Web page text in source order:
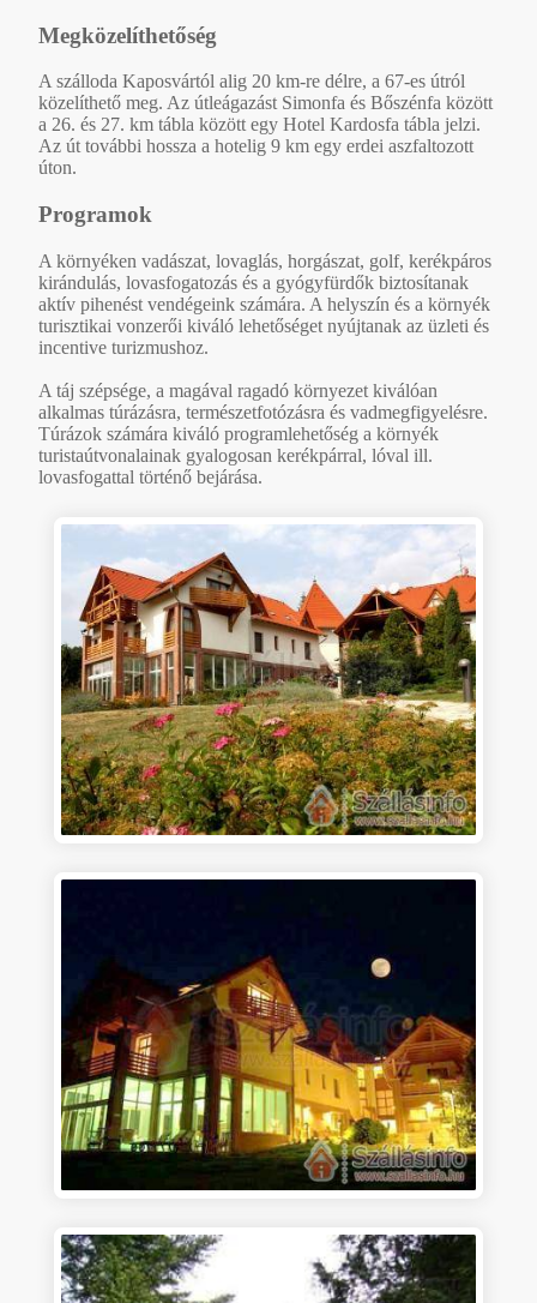
Megközelíthetőség
A szálloda Kaposvártól alig 20 km-re délre, a 67-es útról
közelíthető meg. Az útleágazást Simonfa és Bőszénfa között
a 26. és 27. km tábla között egy Hotel Kardosfa tábla jelzi.
Az út további hossza a hotelig 9 km egy erdei aszfaltozott
úton.
Programok
A környéken vadászat, lovaglás, horgászat, golf, kerékpáros
kirándulás, lovasfogatozás és a gyógyfürdők biztosítanak
aktív pihenést vendégeink számára. A helyszín és a környék
turisztikai vonzerői kiváló lehetőséget nyújtanak az üzleti és
incentive turizmushoz.
A táj szépsége, a magával ragadó környezet kiválóan
alkalmas túrázásra, természetfotózásra és vadmegfigyelésre.
Túrázok számára kiváló programlehetőség a környék
turistaútvonalainak gyalogosan kerékpárral, lóval ill.
lovasfogattal történő bejárása.